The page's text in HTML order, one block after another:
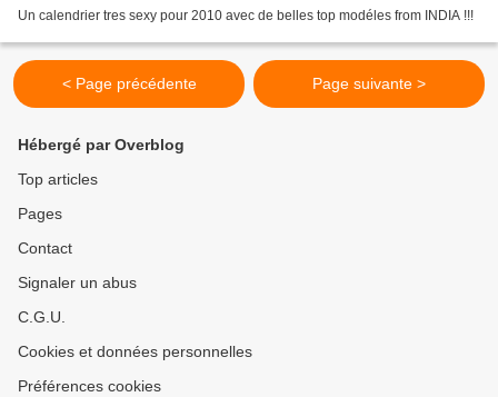
Un calendrier tres sexy pour 2010 avec de belles top modéles from INDIA !!!
< Page précédente Page suivante >
Hébergé par Overblog
Top articles
Pages
Contact
Signaler un abus
C.G.U.
Cookies et données personnelles
Préférences cookies